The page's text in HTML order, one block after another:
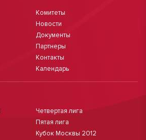
Комитеты
Новости
Документы
Партнеры
Контакты
Календарь
Четвертая лига
Пятая лига
Кубок Москвы 2012